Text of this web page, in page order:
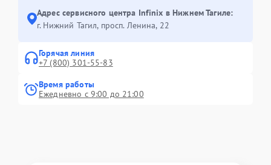
Адрес сервисного центра Infinix в Нижнем Тагиле:
г. Нижний Тагил, просп. Ленина, 22
Горячая линия
+7 (800) 301-55-83
Время работы
Ежедневно с 9:00 до 21:00